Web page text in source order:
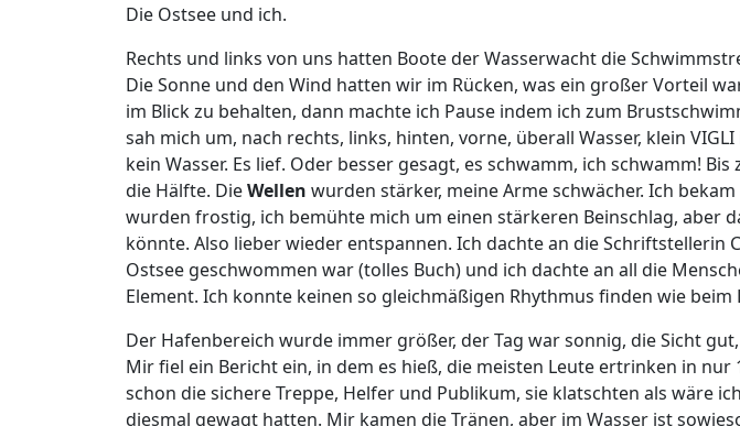
Die Ostsee und ich.
Rechts und links von uns hatten Boote der Wasserwacht die
Die Sonne und den Wind hatten wir im Rücken, was ein großer Vorteil
im Blick zu behalten, dann machte ich Pause indem ich zum
sah mich um, nach rechts, links, hinten, vorne, überall Wasser, klein
kein Wasser. Es lief. Oder besser gesagt, es schwamm, ich schwamm!
die Hälfte. DieWellen wurden stärker, meine Arme schwächer. Ich
wurden frostig, ich bemühte mich um einen stärkeren Beinschlag, aber
könnte. Also lieber wieder entspannen. Ich dachte an die
Ostsee geschwommen war (tolles Buch) und ich dachte an all die
Element. Ich konnte keinen so gleichmäßigen Rhythmus finden wie
Der Hafenbereich wurde immer größer, der Tag war sonnig, die Sicht
Mir fiel ein Bericht ein, in dem es hieß, die meisten Leute ertrinken in
schon die sichere Treppe, Helfer und Publikum, sie klatschten als wäre
diesmal gewagt hatten. Mir kamen die Tränen, aber im Wasser ist